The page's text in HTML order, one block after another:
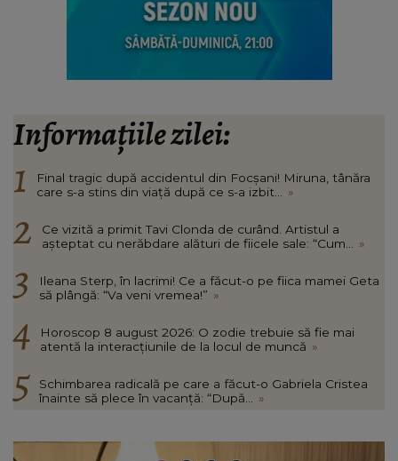
Informațiile zilei:
Final tragic după accidentul din Focșani! Miruna, tânăra
care s-a stins din viață după ce s-a izbit...
»
Ce vizită a primit Tavi Clonda de curând. Artistul a
așteptat cu nerăbdare alături de fiicele sale: “Cum...
»
Ileana Sterp, în lacrimi! Ce a făcut-o pe fiica mamei Geta
să plângă: “Va veni vremea!” »
Horoscop 8 august 2026: O zodie trebuie să fie mai
atentă la interacțiunile de la locul de muncă »
Schimbarea radicală pe care a făcut-o Gabriela Cristea
înainte să plece în vacanță: “După...
»